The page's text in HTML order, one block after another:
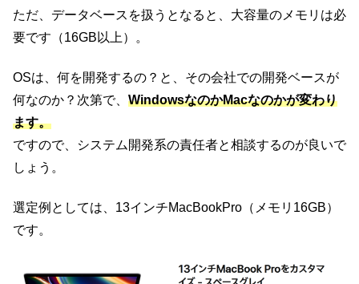
ただ、データベースを扱うとなると、大容量のメモリは必
要です（16GB以上）。
OSは、何を開発するの？と、その会社での開発ベースが
何なのか？次第で、 WindowsなのかMacなのかが変わり
ます。
ですので、システム開発系の責任者と相談するのが良いで
しょう。
選定例としては、13インチMacBookPro（メモリ16GB）
です。